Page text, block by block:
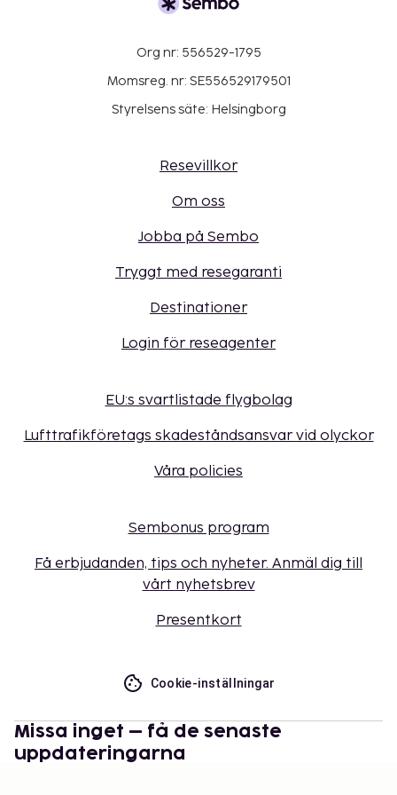
Org nr: 556529-1795
Momsreg. nr: SE556529179501
Styrelsens säte: Helsingborg
Resevillkor
Om oss
Jobba på Sembo
Tryggt med resegaranti
Destinationer
Login för reseagenter
EU:s svartlistade flygbolag
Lufttrafikföretags skadeståndsansvar vid olyckor
Våra policies
Sembonus program
Få erbjudanden, tips och nyheter. Anmäl dig till
vårt nyhetsbrev
Presentkort
Cookie-inställningar
Missa inget – få de senaste
uppdateringarna